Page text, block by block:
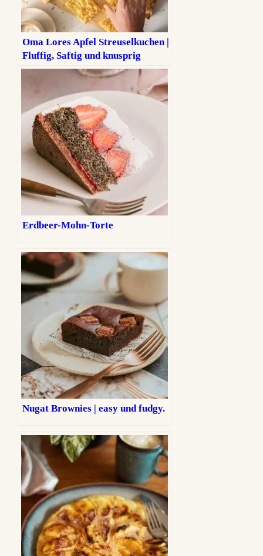
Oma Lores Apfel Streuselkuchen |
Fluffig, Saftig und knusprig
Erdbeer-Mohn-Torte
Nugat Brownies | easy und fudgy.